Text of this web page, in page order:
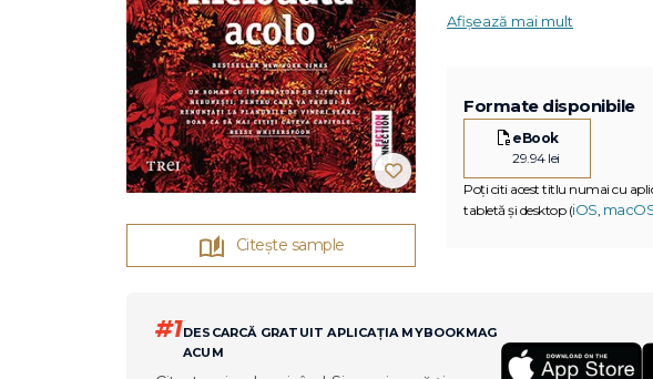
Citește sample
Afișează mai mult
Formate disponibile
eBook
29.94 lei
Poți citi acest titlu numai cu
tabletă și desktop (iOS
#1DESCARCĂ GRATUIT APLICAȚIA MYBOOKMAG
ACUM